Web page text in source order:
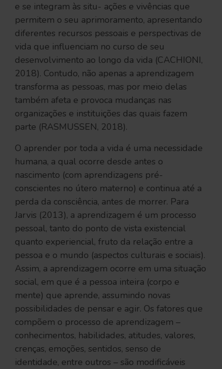
e se integram às situ- ações e vivências que
permitem o seu aprimoramento, apresentando
diferentes recursos pessoais e perspectivas de
vida que influenciam no curso de seu
desenvolvimento ao longo da vida (CACHIONI,
2018). Contudo, não apenas a aprendizagem
transforma as pessoas, mas por meio delas
também afeta e provoca mudanças nas
organizações e instituições das quais fazem
parte (RASMUSSEN, 2018).
O aprender por toda a vida é uma necessidade
humana, a qual ocorre desde antes o
nascimento (com aprendizagens pré-
conscientes no útero materno) e continua até a
perda da consciência, antes de morrer. Para
Jarvis (2013), a aprendizagem é um processo
pessoal, tanto do ponto de vista existencial
quanto experiencial, fruto da relação entre a
pessoa e o mundo (aspectos culturais e sociais).
Assim, a aprendizagem ocorre em uma situação
social, em que é a pessoa inteira (corpo e
mente) que aprende, assumindo novas
possibilidades de pensar e agir. Os fatores que
compõem o processo de aprendizagem –
conhecimentos, habilidades, atitudes, valores,
crenças, emoções, sentidos, senso de
identidade, entre outros – são modificáveis